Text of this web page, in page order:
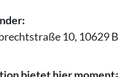
10, 10629